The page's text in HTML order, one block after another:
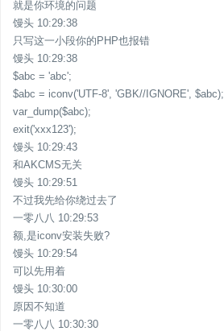
就是你环境的问题
馒头 10:29:38
只写这一小段你的PHP也报错
馒头 10:29:38
$abc = 'abc';
$abc = iconv('UTF-8', 'GBK//IGNORE', $abc);
var_dump($abc);
exit('xxx123');
馒头 10:29:43
和AKCMS无关
馒头 10:29:51
不过我先给你绕过去了
一零八八 10:29:53
额,是iconv安装失败?
馒头 10:29:54
可以先用着
馒头 10:30:00
原因不知道
一零八八 10:30:30